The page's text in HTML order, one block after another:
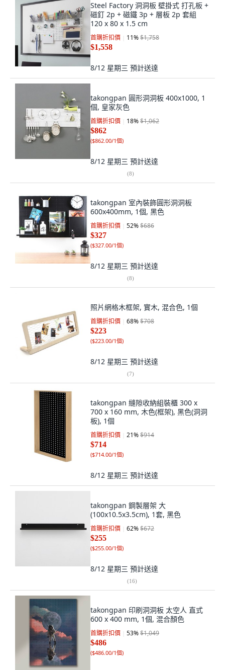
Steel Factory 洞洞板 壁掛式 打孔板 +
磁釘 2p + 磁鐵 3p + 層板 2p 套組
120 x 80 x 1.5 cm
首購折扣價 11%$1,758
$1,558
8/12 星期三 預計送達
takongpan 圓形洞洞板 400x1000, 1
個, 皇家灰色
首購折扣價 18%$1,062
$862
($862.00/1個)
8/12 星期三 預計送達
(8)
takongpan 室內裝飾圓形洞洞板
600x400mm, 1個, 黑色
首購折扣價 52%$686
$327
($327.00/1個)
8/12 星期三 預計送達
(8)
照片網格木框架, 實木, 混合色, 1個
首購折扣價 68%$708
$223
($223.00/1個)
8/12 星期三 預計送達
(7)
takongpan 縫隙收納組裝櫃 300 x
700 x 160 mm, 木色(框架), 黑色(洞洞
板), 1個
首購折扣價 21%$914
$714
($714.00/1個)
8/12 星期三 預計送達
takongpan 鋼製層架 大
(100x10.5x3.5cm), 1套, 黑色
首購折扣價 62%$672
$255
($255.00/1個)
8/12 星期三 預計送達
(16)
takongpan 印刷洞洞板 太空人 直式
600 x 400 mm, 1個, 混合顏色
首購折扣價 53%$1,049
$486
($486.00/1個)